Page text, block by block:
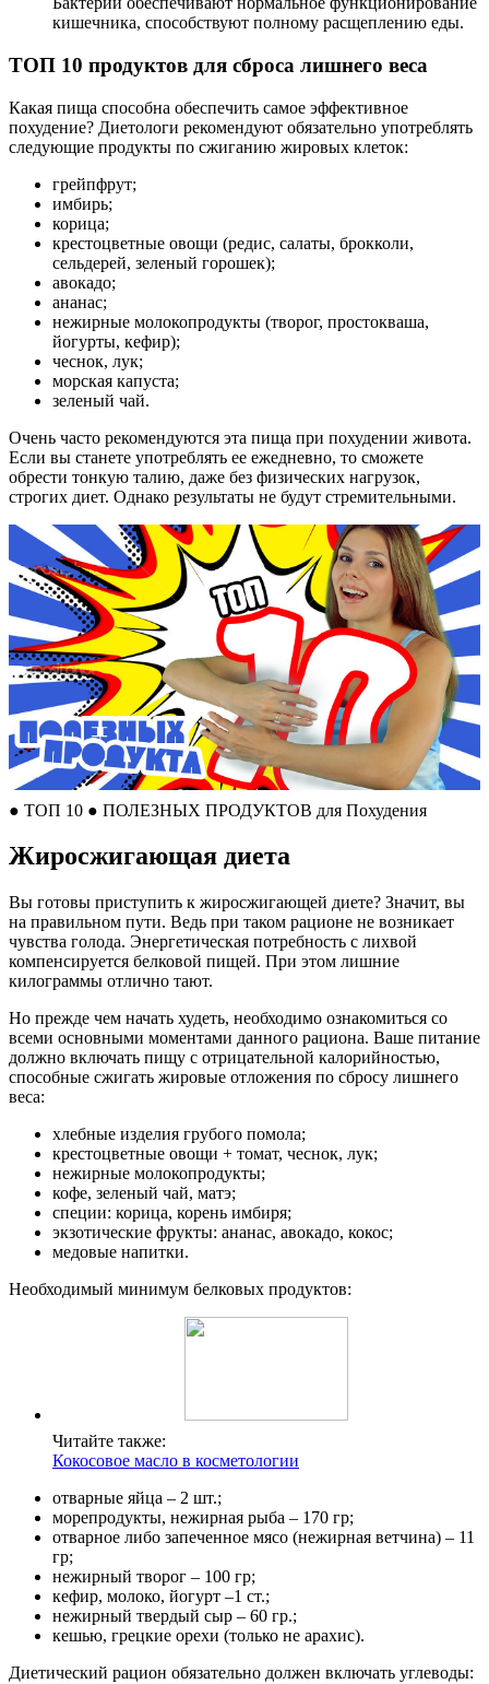
кишечника, способствуют полному расщеплению еды.
ТОП 10 продуктов для сброса лишнего веса
Какая пища способна обеспечить самое эффективное
похудение? Диетологи рекомендуют обязательно употреблять
следующие продукты по сжиганию жировых клеток:
грейпфрут;
имбирь;
корица;
крестоцветные овощи (редис, салаты, брокколи,
сельдерей, зеленый горошек);
авокадо;
ананас;
нежирные молокопродукты (творог, простокваша,
йогурты, кефир);
чеснок, лук;
морская капуста;
зеленый чай.
Очень часто рекомендуются эта пища при похудении живота.
Если вы станете употреблять ее ежедневно, то сможете
обрести тонкую талию, даже без физических нагрузок,
строгих диет. Однако результаты не будут стремительными.
● ТОП 10 ● ПОЛЕЗНЫХ ПРОДУКТОВ для Похудения
Жиросжигающая диета
Вы готовы приступить к жиросжигающей диете? Значит, вы
на правильном пути. Ведь при таком рационе не возникает
чувства голода. Энергетическая потребность с лихвой
компенсируется белковой пищей. При этом лишние
килограммы отлично тают.
Но прежде чем начать худеть, необходимо ознакомиться со
всеми основными моментами данного рациона. Ваше питание
должно включать пищу с отрицательной калорийностью,
способные сжигать жировые отложения по сбросу лишнего
веса:
хлебные изделия грубого помола;
крестоцветные овощи + томат, чеснок, лук;
нежирные молокопродукты;
кофе, зеленый чай, матэ;
специи: корица, корень имбиря;
экзотические фрукты: ананас, авокадо, кокос;
медовые напитки.
Необходимый минимум белковых продуктов:
Читайте также:
Кокосовое масло в косметологии
отварные яйца – 2 шт.;
морепродукты, нежирная рыба – 170 гр;
отварное либо запеченное мясо (нежирная ветчина) – 11
гр;
нежирный творог – 100 гр;
кефир, молоко, йогурт –1 ст.;
нежирный твердый сыр – 60 гр.;
кешью, грецкие орехи (только не арахис).
Диетический рацион обязательно должен включать углеводы: